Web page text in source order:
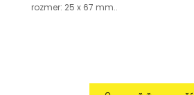
rozmer: 25 x 67 mm..